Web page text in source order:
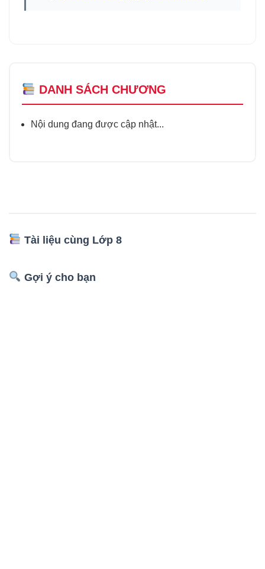
DANH SÁCH CHƯƠNG
Nội dung đang được cập nhật...
Tài liệu cùng Lớp 8
Gợi ý cho bạn